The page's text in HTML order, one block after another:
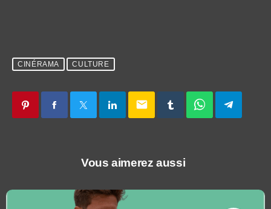
CINÉRAMA CULTURE
email
Vous aimerez aussi